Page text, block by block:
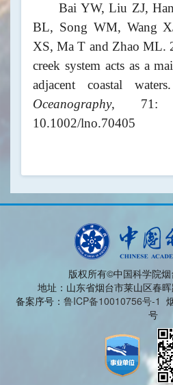
Bai YW, Liu ZJ,
BL, Song WM, Wang
XS, Ma T and Zhao ML.
creek system acts as a
adjacent coastal
Oceanography, 71:
10.1002/lno.70405
版权所有©中国科学院
地址：山东省烟台市莱山区春
备案序号： 鲁ICP备10010756号-1
号